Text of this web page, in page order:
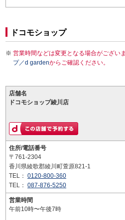
ドコモショップ
営業時間などは変更となる場合がござい
プ／d gardenからご確認ください。
店舗名
ドコモショップ綾川店
住所/電話番号
〒761-2304
香川県綾歌郡綾川町萱原821-1
TEL： 0120-800-360
TEL： 087-876-5250
営業時間
午前10時〜午後7時